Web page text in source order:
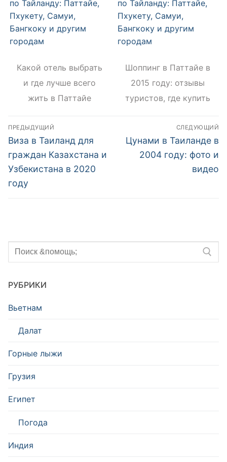
Какой отель выбрать
и где лучше всего
жить в Паттайе
Шоппинг в Паттайе в
2015 году: отзывы
туристов, где купить
Навигация
по
записям
ПРЕДЫДУЩИЙ
Предыдущий
пост:
Виза в Таиланд для
граждан Казахстана и
Узбекистана в 2020
году
СЛЕДУЮЩИЙ
Следующий
пост:
Цунами в Таиланде в
2004 году: фото и
видео
Искать:
РУБРИКИ
Вьетнам
Далат
Горные лыжи
Грузия
Египет
Погода
Индия